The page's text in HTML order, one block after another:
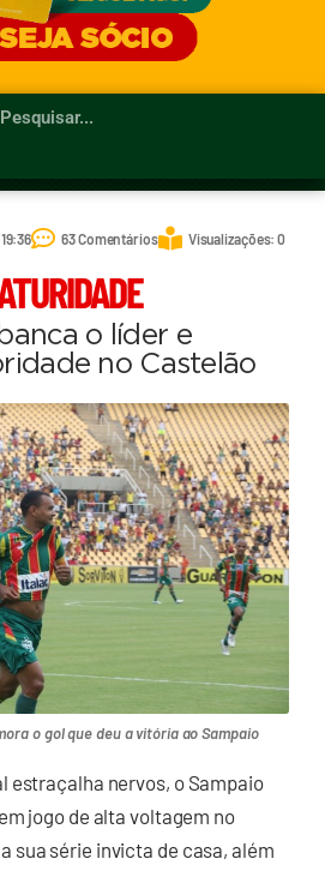
63 Comentários Visualizações: 0
o líder e
no Castelão
o gol que deu a vitória ao Sampaio
estraçalha nervos, o Sampaio
jogo de alta voltagem no
sua série invicta de casa, além